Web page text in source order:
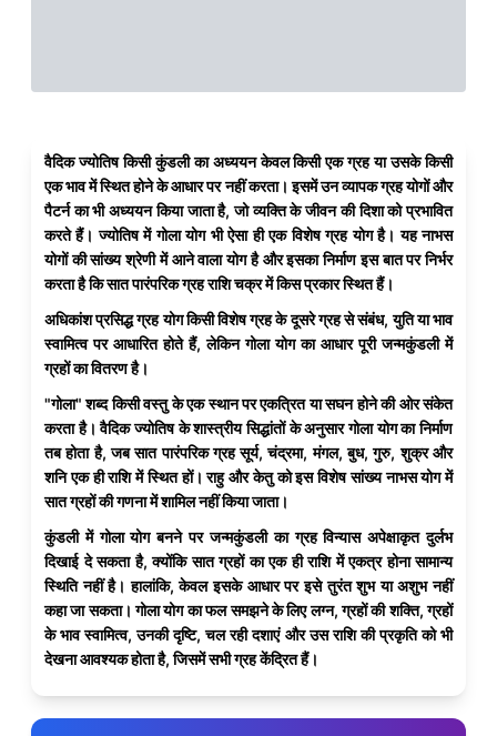
वैदिक ज्योतिष किसी कुंडली का अध्ययन केवल किसी एक ग्रह या उसके किसी
एक भाव में स्थित होने के आधार पर नहीं करता। इसमें उन व्यापक ग्रह योगों और
पैटर्न का भी अध्ययन किया जाता है, जो व्यक्ति के जीवन की दिशा को प्रभावित
करते हैं। ज्योतिष में गोला योग भी ऐसा ही एक विशेष ग्रह योग है। यह नाभस
योगों की सांख्य श्रेणी में आने वाला योग है और इसका निर्माण इस बात पर निर्भर
करता है कि सात पारंपरिक ग्रह राशि चक्र में किस प्रकार स्थित हैं।
अधिकांश प्रसिद्ध ग्रह योग किसी विशेष ग्रह के दूसरे ग्रह से संबंध, युति या भाव
स्वामित्व पर आधारित होते हैं, लेकिन गोला योग का आधार पूरी जन्मकुंडली में
ग्रहों का वितरण है।
"गोला" शब्द किसी वस्तु के एक स्थान पर एकत्रित या सघन होने की ओर संकेत
करता है। वैदिक ज्योतिष के शास्त्रीय सिद्धांतों के अनुसार गोला योग का निर्माण
तब होता है, जब सात पारंपरिक ग्रह सूर्य, चंद्रमा, मंगल, बुध, गुरु, शुक्र और
शनि एक ही राशि में स्थित हों। राहु और केतु को इस विशेष सांख्य नाभस योग में
सात ग्रहों की गणना में शामिल नहीं किया जाता।
कुंडली में गोला योग बनने पर जन्मकुंडली का ग्रह विन्यास अपेक्षाकृत दुर्लभ
दिखाई दे सकता है, क्योंकि सात ग्रहों का एक ही राशि में एकत्र होना सामान्य
स्थिति नहीं है। हालांकि, केवल इसके आधार पर इसे तुरंत शुभ या अशुभ नहीं
कहा जा सकता। गोला योग का फल समझने के लिए लग्न, ग्रहों की शक्ति, ग्रहों
के भाव स्वामित्व, उनकी दृष्टि, चल रही दशाएं और उस राशि की प्रकृति को भी
देखना आवश्यक होता है, जिसमें सभी ग्रह केंद्रित हैं।